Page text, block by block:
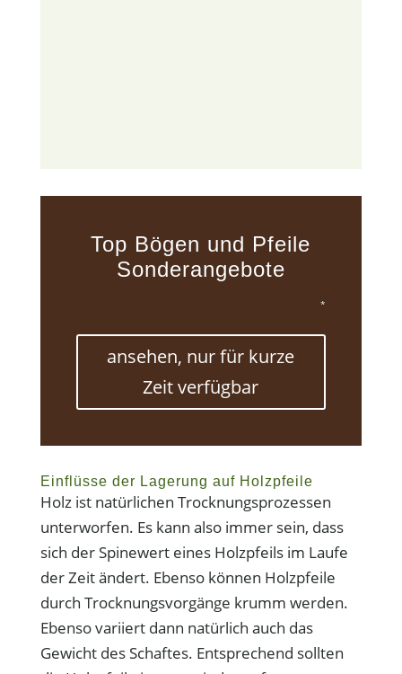
Top Bögen und Pfeile
Sonderangebote
*
ansehen, nur für kurze
Zeit verfügbar
Einflüsse der Lagerung auf Holzpfeile
Holz ist natürlichen Trocknungsprozessen
unterworfen. Es kann also immer sein, dass
sich der Spinewert eines Holzpfeils im Laufe
der Zeit ändert. Ebenso können Holzpfeile
durch Trocknungsvorgänge krumm werden.
Ebenso variiert dann natürlich auch das
Gewicht des Schaftes. Entsprechend sollten